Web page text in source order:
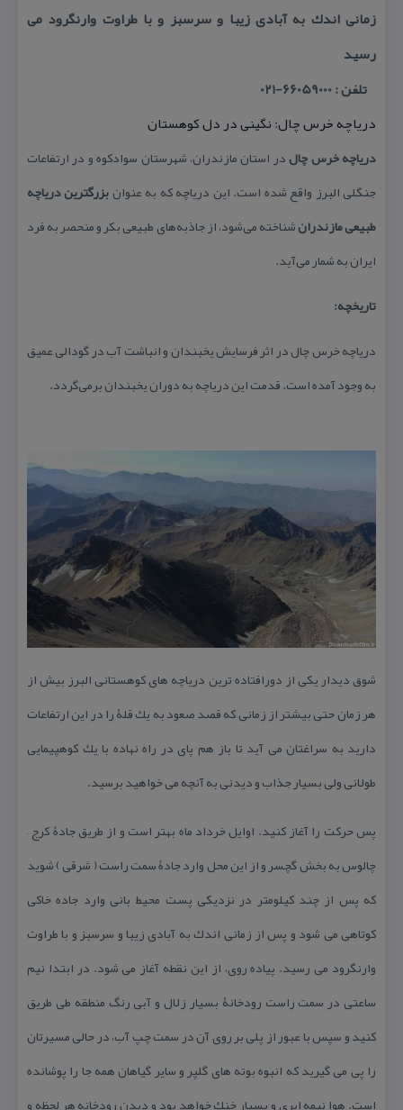
زمانی اندك به آبادی زیبا و سرسبز و با طراوت وارنگرود می
رسید
تلفن : 66059000-021
دریاچه خرس چال: نگینی در دل كوهستان
دریاچه خرس چالدر استان مازندران، شهرستان سوادكوه و در ارتفاعات
جنگلی البرز واقع شده است. این دریاچه كه به عنوانبزرگترین دریاچه
طبیعی مازندرانشناخته می‌شود، از جاذبه‌های طبیعی بكر و منحصر به فرد
ایران به شمار می‌آید.
تاریخچه:
دریاچه خرس چال در اثر فرسایش یخبندان و انباشت آب در گودالی عمیق
به وجود آمده است. قدمت این دریاچه به دوران یخبندان برمی‌گردد.
شوق دیدار یكی از دورافتاده ترین دریاچه های كوهستانی البرز بیش از
هر زمان حتی بیشتر از زمانی كه قصد صعود به یك قلۀ را در این ارتفاعات
دارید به سراغتان می آید تا باز هم پای در راه نهاده با یك كوهپیمایی
طولانی ولی بسیار جذاب و دیدنی به آنچه می خواهید برسید.
پس حركت را آغاز كنید. اوایل خرداد ماه بهتر است و از طریق جادۀ كرج –
چالوس به بخش گچسر و از این محل وارد جادۀ سمت راست ( شرقی ) شوید
كه پس از چند كیلومتر در نزدیكی پست محیط بانی وارد جاده خاكی
كوتاهی می شود و پس از زمانی اندك به آبادی زیبا و سرسبز و با طراوت
وارنگرود می رسید. پیاده روی، از این نقطه آغاز می شود. در ابتدا نیم
ساعتی در سمت راست رودخانۀ بسیار زلال و آبی رنگ منطقه طی طریق
كنید و سپس با عبور از پلی بر روی آن در سمت چپ آب، در حالی مسیرتان
را پی می گیرید كه انبوه بوته های گلپر و سایر گیاهان همه جا را پوشانده
است. هوا نیمه ابری و بسیار خنك خواهد بود و دیدن رودخانه هر لحظه و